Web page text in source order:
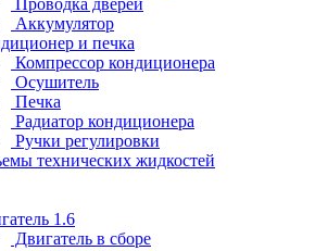
Проводка дверей
Аккумулятор
и печка
Компрессор кондиционера
Осушитель
Печка
Радиатор кондиционера
Ручки регулировки
технических жидкостей
1.6
Двигатель в сборе